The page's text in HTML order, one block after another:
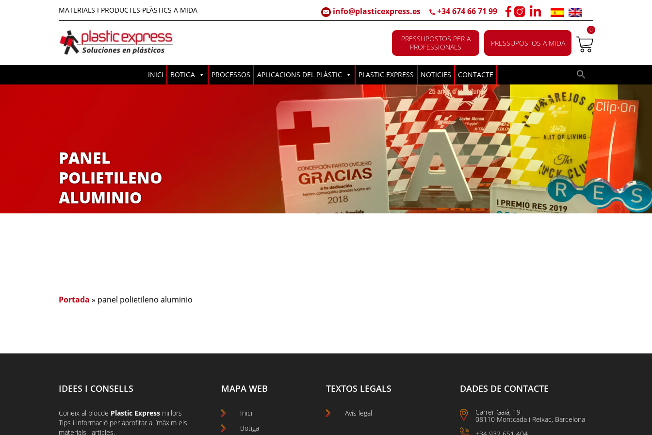
MATERIALS I PRODUCTES PLÀSTICS A MIDA info@plasticexpress.es +34 674 66 71 99
PRESSUPOSTOS PER A
PROFESSIONALS
PRESSUPOSTOS A MIDA
0
INICI BOTIGA PROCESSOS APLICACIONS DEL PLÀSTIC PLASTIC EXPRESS NOTICIES CONTACTE
PANEL
POLIETILENO
ALUMINIO
Portada » panel polietileno aluminio
IDEES I CONSELLS
Coneix al blocde Plastic Expressmillors
Tips i informació per aprofitar a l’màxim els
materials i articles.
MAPA WEB
Inici
Botiga
TEXTOS LEGALS
Avís legal
DADES DE CONTACTE
Carrer Gaià, 19
08110 Montcada i Reixac, Barcelona